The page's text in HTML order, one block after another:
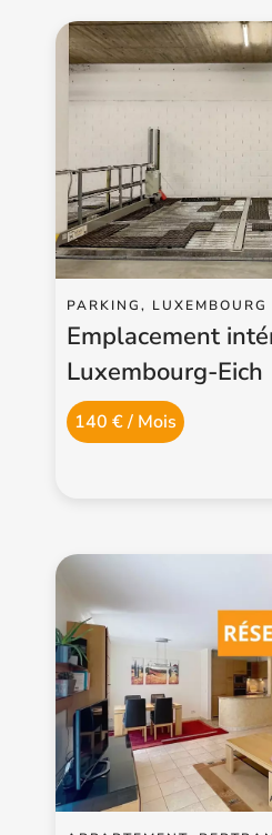
PARKING, LUXEMBOURG
Emplacement
Luxembourg-Eich
140 € / Mois